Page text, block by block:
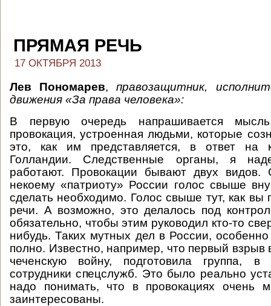
ПРЯМАЯ РЕЧЬ
17 ОКТЯБРЯ 2013
Лев Пономарев,правозащитник,
движения «За права человека»:
В первую очередь напрашивается
провокация, устроенная людьми, которые
это, как им представляется, в ответ на
Голландии. Следственные органы, я
работают. Провокации бывают двух видов.
некоему «патриоту» России голос свыше
сделать необходимо. Голос свыше тут, как вы
речи. А возможно, это делалось под
обязательно, чтобы этим руководил кто-то
нибудь. Таких мутных дел в России,
полно. Известно, например, что первый взрыв
чеченскую войну, подготовила группа, в
сотрудники спецслужб. Это было реально
надо понимать, что в провокациях очень
заинтересованы.